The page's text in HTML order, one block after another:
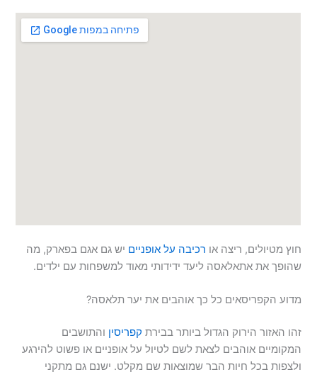
חוץ מטיולים, ריצה או רכיבה על אופניים יש גם אגם בפארק, מה
שהופך את אתאלאסה ליעד ידידותי מאוד למשפחות עם ילדים.
מדוע הקפריסאים כל כך אוהבים את יער תלאסה?
זהו האזור הירוק הגדול ביותר בבירת קפריסין והתושבים
המקומיים אוהבים לצאת לשם לטיול על אופניים או פשוט להירגע
ולצפות בכל חיות הבר שמוצאות שם מקלט. ישנם גם מתקני